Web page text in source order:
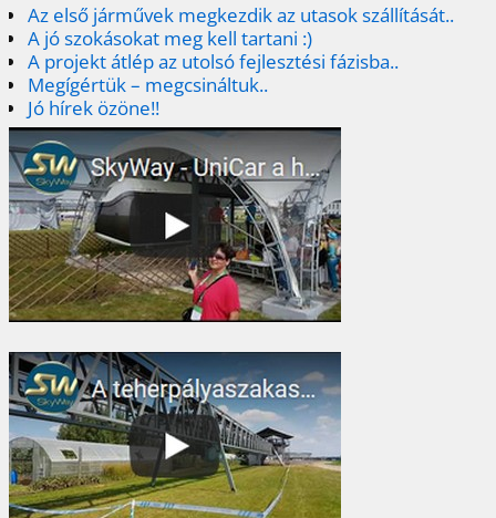
Az első járművek megkezdik az utasok szállítását..
A jó szokásokat meg kell tartani :)
A projekt átlép az utolsó fejlesztési fázisba..
Megígértük – megcsináltuk..
Jó hírek özöne!!